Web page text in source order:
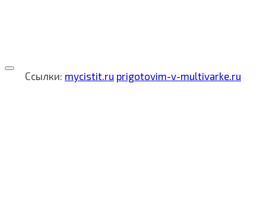
Ссылки: mycistit.ru prigotovim-v-multivarke.ru